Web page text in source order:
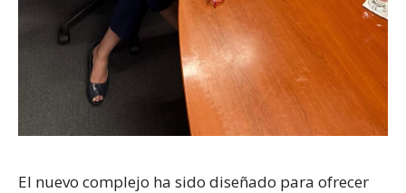
El nuevo complejo ha sido diseñado para ofrecer